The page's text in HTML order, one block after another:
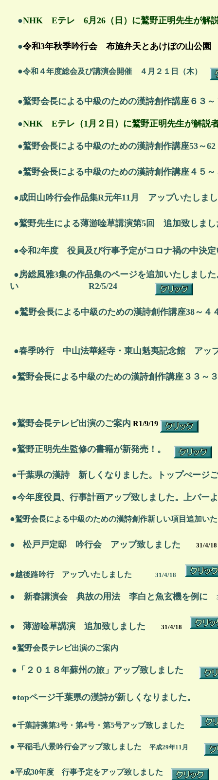
●NHK Eテレ 6月26（日）に鷲野正明先生が解
●令和3年秋季吟行会 布施弁天とあけぼの山公
●令和４年度総会及び講演会開催 ４月２１日（木）
●鷲野会長による中級のための漢詩創作講座６３
●NHK Eテレ（1月２日）に鷲野正明先生が解説
●鷲野会長による中級のための漢詩創作講座53
●鷲野会長による中級のための漢詩創作講座４５
●成田山吟行会作品集R元年11月 アップいたしま
●鷲野先生による薄游唫草講演第5回 追加致しま
●令和2年度 役員及び行事予定がコロナ禍の中決定
●房総風雅3集の作品集のページを追加いたしまし
い R2/5/24
●鷲野会長による中級のための漢詩創作講座
●春季吟行 中山法華経寺・東山魁夷記念館 アッ
●鷲野会長による中級のための漢詩創作講座３
●鷲野会長テレビ出演のご案内 R1/9/19
●鷲野正明先生監修の書籍が新発売！。
●千葉県の漢詩 新しくなりました。トップぺージ
●今年度役員、行事計画アップ致しました。上バ
●鷲野会長による中級のための漢詩創作新しい項目追加い
● 松戸戸定邸 吟行会 アップ致しました 31/4/18
●越後路吟行 アップいたしました 31/4/18
● 新春講演会 典故の用法 李白と魚玄機を例に
● 薄游唫草講演 追加致しました 31/4/18
●鷲野会長テレビ出演のご案内
●「２０１８年蘇州の旅」アップ致しました
●topページ千葉県の漢詩が新しくなりました。
●千葉詩藻第3号・第4号・第5号アップ致しました
● 平稲毛八景吟行会アップ致しました 平成29年11月
●平成30年度 行事予定をアップ致しました